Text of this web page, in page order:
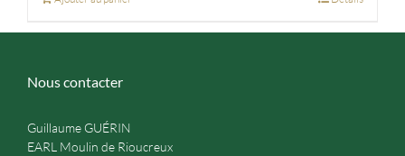
Nous contacter
Guillaume GUÉRIN
EARL Moulin de Rioucreux